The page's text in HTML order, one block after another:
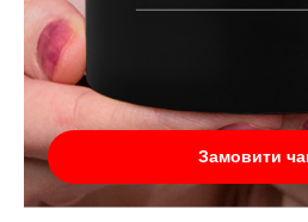
Замовити